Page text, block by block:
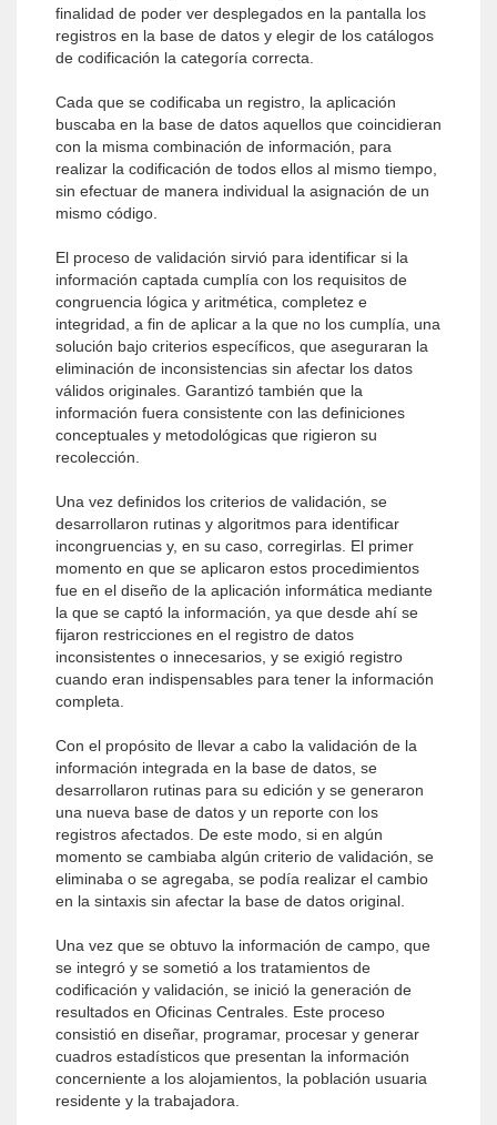
finalidad de poder ver desplegados en la pantalla los
registros en la base de datos y elegir de los catálogos
de codificación la categoría correcta.
Cada que se codificaba un registro, la aplicación
buscaba en la base de datos aquellos que coincidieran
con la misma combinación de información, para
realizar la codificación de todos ellos al mismo tiempo,
sin efectuar de manera individual la asignación de un
mismo código.
El proceso de validación sirvió para identificar si la
información captada cumplía con los requisitos de
congruencia lógica y aritmética, completez e
integridad, a fin de aplicar a la que no los cumplía, una
solución bajo criterios específicos, que aseguraran la
eliminación de inconsistencias sin afectar los datos
válidos originales. Garantizó también que la
información fuera consistente con las definiciones
conceptuales y metodológicas que rigieron su
recolección.
Una vez definidos los criterios de validación, se
desarrollaron rutinas y algoritmos para identificar
incongruencias y, en su caso, corregirlas. El primer
momento en que se aplicaron estos procedimientos
fue en el diseño de la aplicación informática mediante
la que se captó la información, ya que desde ahí se
fijaron restricciones en el registro de datos
inconsistentes o innecesarios, y se exigió registro
cuando eran indispensables para tener la información
completa.
Con el propósito de llevar a cabo la validación de la
información integrada en la base de datos, se
desarrollaron rutinas para su edición y se generaron
una nueva base de datos y un reporte con los
registros afectados. De este modo, si en algún
momento se cambiaba algún criterio de validación, se
eliminaba o se agregaba, se podía realizar el cambio
en la sintaxis sin afectar la base de datos original.
Una vez que se obtuvo la información de campo, que
se integró y se sometió a los tratamientos de
codificación y validación, se inició la generación de
resultados en Oficinas Centrales. Este proceso
consistió en diseñar, programar, procesar y generar
cuadros estadísticos que presentan la información
concerniente a los alojamientos, la población usuaria
residente y la trabajadora.